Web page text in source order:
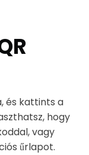
és kattints a
hogy
vagy
űrlapot.